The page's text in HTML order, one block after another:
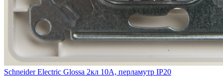
Schneider Electric Glossa 2кл 10А, перламутр IP20